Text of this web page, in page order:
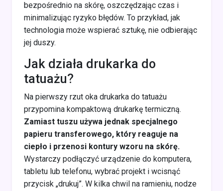
bezpośrednio na skórę, oszczędzając czas i
minimalizując ryzyko błędów. To przykład, jak
technologia może wspierać sztukę, nie odbierając
jej duszy.
Jak działa drukarka do
tatuażu?
Na pierwszy rzut oka drukarka do tatuażu
przypomina kompaktową drukarkę termiczną.
Zamiast tuszu używa jednak specjalnego
papieru transferowego, który reaguje na
ciepło i przenosi kontury wzoru na skórę.
Wystarczy podłączyć urządzenie do komputera,
tabletu lub telefonu, wybrać projekt i wcisnąć
przycisk „drukuj”. W kilka chwil na ramieniu, nodze